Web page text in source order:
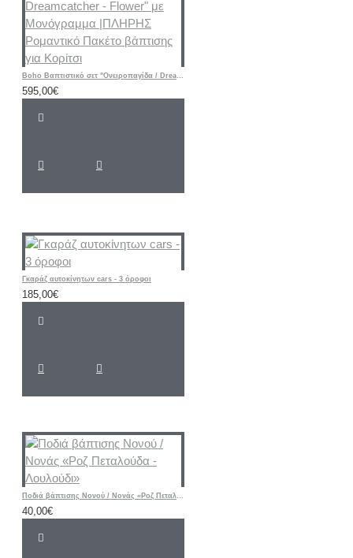
Boho Βαπτιστικό σετ "Ονειροπαγίδα / Dreamcatcher - Flower" με Μονόγραμμα |ΠΛΗΡΗΣ Ρομαντικό Πακέτο βάπτισης για Κορίτσι
595,00€
Γκαράζ αυτοκίνητων cars - 3 όροφοι
185,00€
Ποδιά βάπτισης Νονού / Νονάς «Ροζ Πεταλούδα - Λουλούδι»
40,00€